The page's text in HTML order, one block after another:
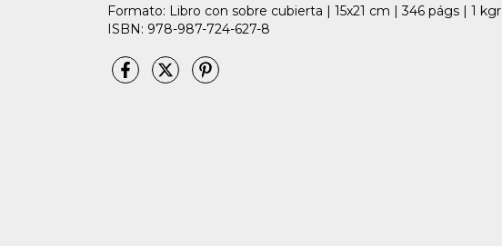
Formato: Libro con sobre cubierta | 15x21 cm | 346 págs | 1 kgr
ISBN: 978-987-724-627-8